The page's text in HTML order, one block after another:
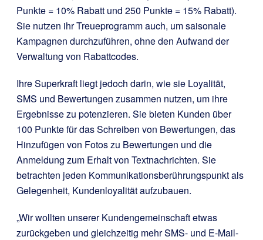
Punkte = 10% Rabatt und 250 Punkte = 15% Rabatt).
Sie nutzen ihr Treueprogramm auch, um saisonale
Kampagnen durchzuführen, ohne den Aufwand der
Verwaltung von Rabattcodes.
Ihre Superkraft liegt jedoch darin, wie sie Loyalität,
SMS und Bewertungen zusammen nutzen, um ihre
Ergebnisse zu potenzieren. Sie bieten Kunden über
100 Punkte für das Schreiben von Bewertungen, das
Hinzufügen von Fotos zu Bewertungen und die
Anmeldung zum Erhalt von Textnachrichten. Sie
betrachten jeden Kommunikationsberührungspunkt als
Gelegenheit, Kundenloyalität aufzubauen.
„Wir wollten unserer Kundengemeinschaft etwas
zurückgeben und gleichzeitig mehr SMS- und E-Mail-